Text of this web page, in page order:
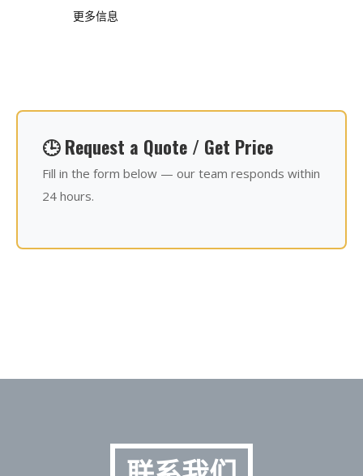
（满分 5 分
更多信息
🕒 Request a Quote / Get Price
Fill in the form below — our team responds within
24 hours.